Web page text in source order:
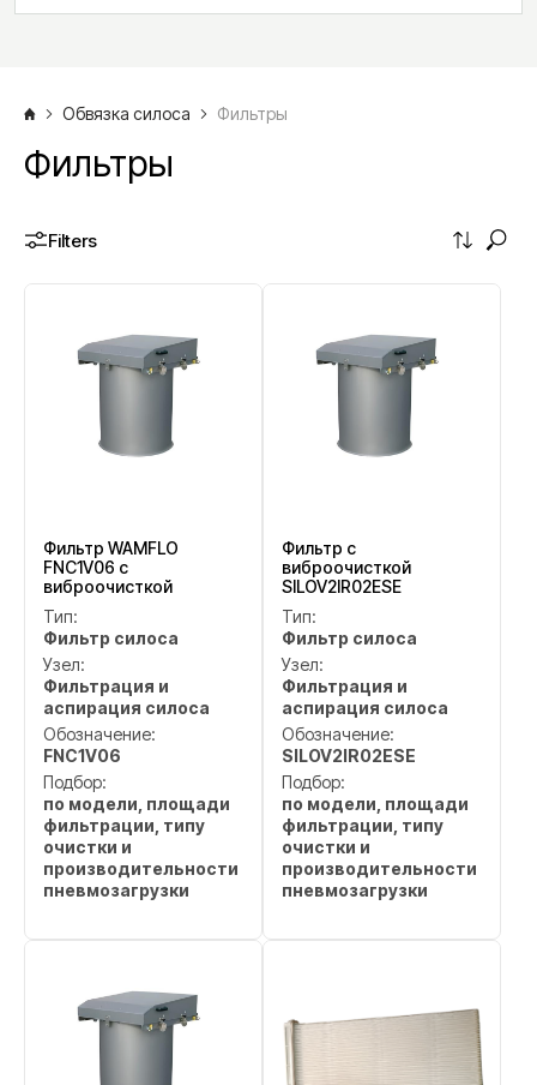
Обвязка силоса Фильтры
Фильтры
Filters
Фильтр WAMFLO
FNC1V06 с
виброочисткой
Тип:
Фильтр силоса
Узел:
Фильтрация и
аспирация силоса
Обозначение:
FNC1V06
Подбор:
по модели, площади
фильтрации, типу
очистки и
производительности
пневмозагрузки
Фильтр с
виброочисткой
SILOV2IR02ESE
Тип:
Фильтр силоса
Узел:
Фильтрация и
аспирация силоса
Обозначение:
SILOV2IR02ESE
Подбор:
по модели, площади
фильтрации, типу
очистки и
производительности
пневмозагрузки